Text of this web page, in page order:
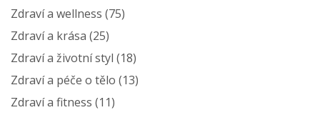
Zdraví a wellness (75)
Zdraví a krása (25)
Zdraví a životní styl (18)
Zdraví a péče o tělo (13)
Zdraví a fitness (11)